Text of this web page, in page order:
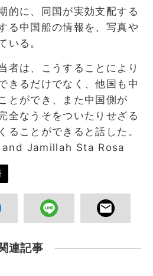
的に、同国が実効支配する
る中国船の情報を、写真や
いる。
者は、こうすることにより
きるだけでなく、他国も中
とができ、また中国側が
全なうそをついたりせざる
ることができると話した。
Jamillah Sta Rosa
連記事